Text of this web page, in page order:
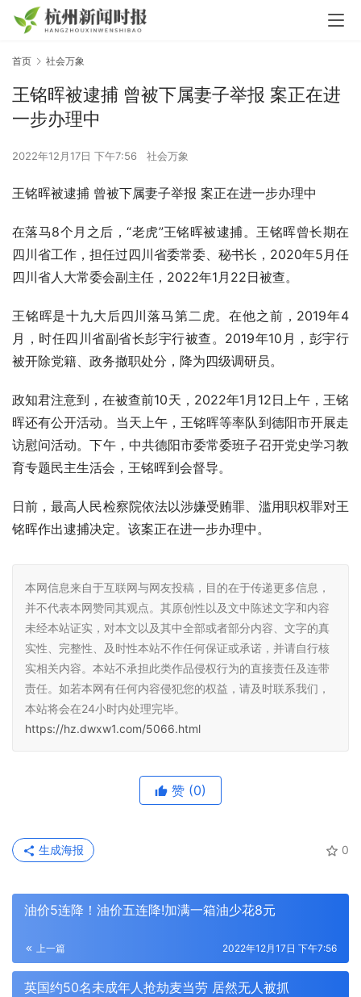
首页 社会万象
王铭晖被逮捕 曾被下属妻子举报 案正在进
一步办理中
2022年12月17日 下午7:56 社会万象
王铭晖被逮捕 曾被下属妻子举报 案正在进一步办理中
在落马8个月之后，“老虎”王铭晖被逮捕。王铭晖曾长期在
四川省工作，担任过四川省委常委、秘书长，2020年5月任
四川省人大常委会副主任，2022年1月22日被查。
王铭晖是十九大后四川落马第二虎。在他之前，2019年4
月，时任四川省副省长彭宇行被查。2019年10月，彭宇行
被开除党籍、政务撤职处分，降为四级调研员。
政知君注意到，在被查前10天，2022年1月12日上午，王铭
晖还有公开活动。当天上午，王铭晖等率队到德阳市开展走
访慰问活动。下午，中共德阳市委常委班子召开党史学习教
育专题民主生活会，王铭晖到会督导。
日前，最高人民检察院依法以涉嫌受贿罪、滥用职权罪对王
铭晖作出逮捕决定。该案正在进一步办理中。
本网信息来自于互联网与网友投稿，目的在于传递更多信息，
并不代表本网赞同其观点。其原创性以及文中陈述文字和内容
未经本站证实，对本文以及其中全部或者部分内容、文字的真
实性、完整性、及时性本站不作任何保证或承诺，并请自行核
实相关内容。本站不承担此类作品侵权行为的直接责任及连带
责任。如若本网有任何内容侵犯您的权益，请及时联系我们，
本站将会在24小时内处理完毕。
https://hz.dwxw1.com/5066.html
赞 (0)
0
生成海报
油价5连降！油价五连降!加满一箱油少花8元
上一篇 2022年12月17日 下午7:56
英国约50名未成年人抢劫麦当劳 居然无人被抓